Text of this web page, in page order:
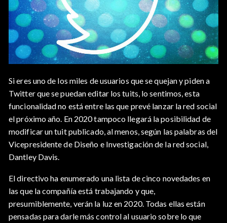
Si eres uno de los miles de usuarios que se quejan y piden a
Twitter que se puedan editar los tuits, lo sentimos, esta
funcionalidad no está entre las que prevé lanzar la red social
el próximo año. En 2020 tampoco llegará la posibilidad de
modificar un tuit publicado, al menos, según las palabras del
Vicepresidente de Diseño e Investigación de la red social,
Dantley Davis.
El directivo ha enumerado una lista de cinco novedades en
las que la compañía está trabajando y que,
presumiblemente, verán la luz en 2020. Todas ellas están
pensadas para darle más control al usuario sobre lo que